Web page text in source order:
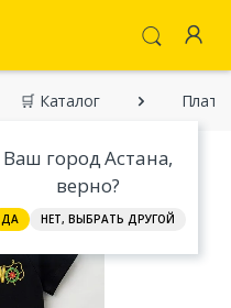
Ваш город Астана,
верно?
ДА НЕТ, ВЫБРАТЬ ДРУГОЙ
🛒 Каталог